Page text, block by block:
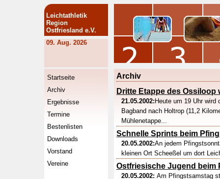
Leichtathletik
Region
Ostfriesland e.V.
09. Aug. 2026
Startseite
Archiv
Ergebnisse
Termine
Bestenlisten
Downloads
Vorstand
Vereine
Archiv
Dritte Etappe des Ossiloop
21.05.2002: Heute um 19 Uhr
Bagband nach Holtrop (11,2
Mühlenetappe...
Schnelle Sprints beim
20.05.2002:An jedem
kleinen Ort Scheeßel um dort
Ostfriesische Jugend beim
20.05.2002: Am Pfingstsamstag